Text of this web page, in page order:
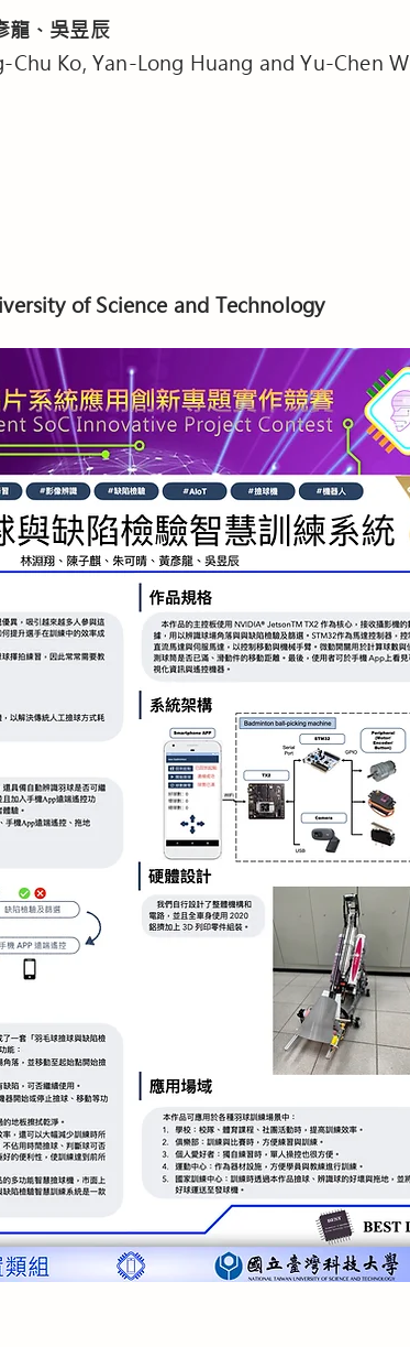
龍、吳昱辰
Chu Ko, Yan-Long Huang and Yu-Chen
of Science and Technology